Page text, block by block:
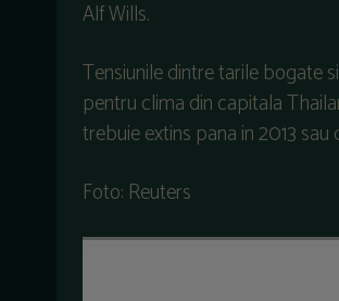
Alf Wills.
Tensiunile dintre tarile bogate
pentru clima din capitala
trebuie extins pana in 2013
Foto: Reuters